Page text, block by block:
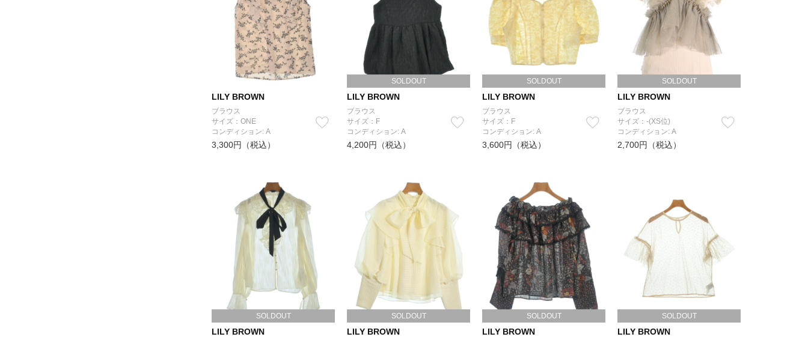
LILY BROWN
ブラウス
サイズ：ONE
コンディション: A
3,300円（税込）
SOLDOUT
LILY BROWN
ブラウス
サイズ：F
コンディション: A
4,200円（税込）
SOLDOUT
LILY BROWN
ブラウス
サイズ：F
コンディション: A
3,600円（税込）
SOLDOUT
LILY BROWN
ブラウス
サイズ：-(XS位)
コンディション: A
2,700円（税込）
SOLDOUT
LILY BROWN
SOLDOUT
LILY BROWN
SOLDOUT
LILY BROWN
SOLDOUT
LILY BROWN